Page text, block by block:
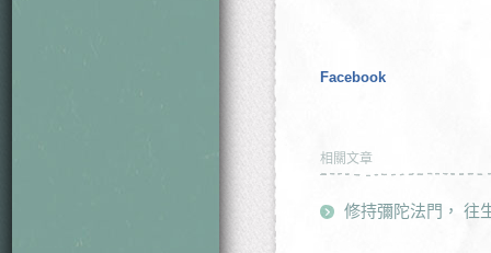
Facebook
相關文章
修持彌陀法門， 往